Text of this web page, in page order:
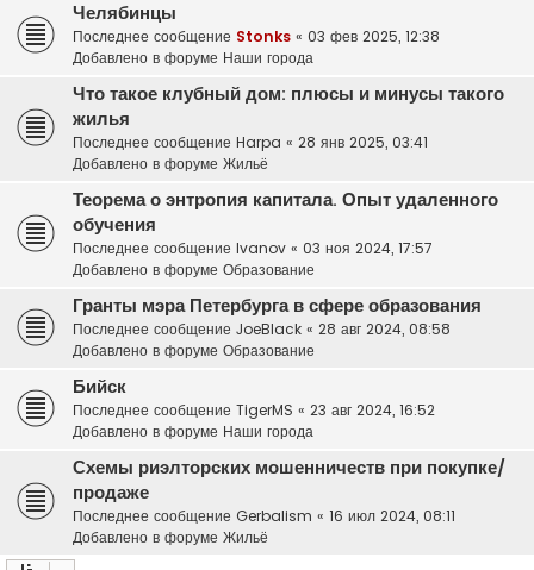
Челябинцы
Последнее сообщение Stonks « 03 фев 2025, 12:38
Добавлено в форуме Наши города
Что такое клубный дом: плюсы и минусы такого
жилья
Последнее сообщение Harpa « 28 янв 2025, 03:41
Добавлено в форуме Жильё
Теорема о энтропия капитала. Опыт удаленного
обучения
Последнее сообщение Ivanov « 03 ноя 2024, 17:57
Добавлено в форуме Образование
Гранты мэра Петербурга в сфере образования
Последнее сообщение JoeBlack « 28 авг 2024, 08:58
Добавлено в форуме Образование
Бийск
Последнее сообщение TigerMS « 23 авг 2024, 16:52
Добавлено в форуме Наши города
Схемы риэлторских мошенничеств при покупке/
продаже
Последнее сообщение Gerbalism « 16 июл 2024, 08:11
Добавлено в форуме Жильё